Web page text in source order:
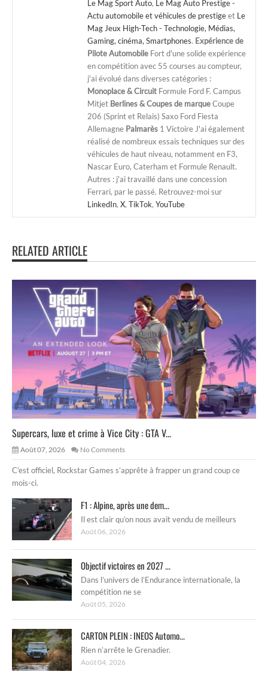
Le Mag Sport Auto, Le Mag Auto Prestige -
Actu automobile et véhicules de prestigeet Le
Mag Jeux High-Tech - Technologie, Médias,
Gaming, cinéma, Smartphones. Expérience de
Pilote Automobile Fort d'une solide expérience
en compétition avec 55 courses au compteur,
j'ai évolué dans diverses catégories :
Monoplace & Circuit Formule Ford F. Campus
Mitjet Berlines & Coupes de marqueCoupe
206 (Sprint et Relais) Saxo Ford Fiesta
Allemagne Palmarès 1 Victoire J'ai également
réalisé de nombreux essais techniques sur des
véhicules de haut niveau, notamment en F3,
Nascar Euro, Caterham et Formule Renault.
Autres : j'ai travaillé dans une concession
Ferrari, par le passé. Retrouvez-moi sur
LinkedIn, X, TikTok, YouTube
RELATED ARTICLE
Supercars, luxe et crime à Vice City : GTA V...
Août 07, 2026 No Comments
C’est officiel, Rockstar Games s’apprête à frapper un grand coup ce
mois-ci.
F1 : Alpine, après une dem...
Il est clair qu’on nous avait vendu de meilleurs
Août 06, 2026
Objectif victoires en 2027 ...
Dans l’univers de l’Endurance internationale, la
compétition ne se
Août 05, 2026
CARTON PLEIN : INEOS Automo...
Rien n’arrête le Grenadier.
Août 04, 2026